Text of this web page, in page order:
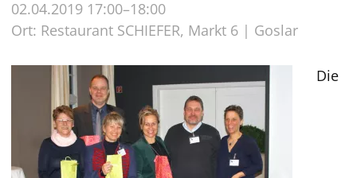
02.04.2019 17:00–18:00
Ort: Restaurant SCHIEFER, Markt 6 | Goslar
Die